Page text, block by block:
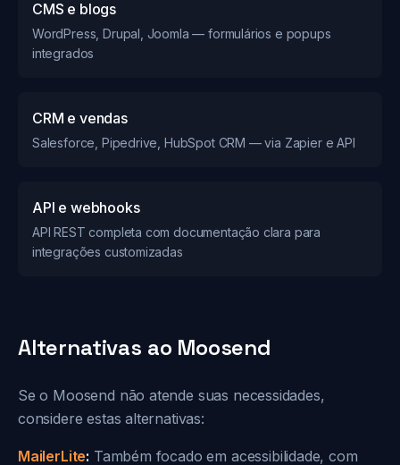
CMS e blogs
WordPress, Drupal, Joomla — formulários e popups
integrados
CRM e vendas
Salesforce, Pipedrive, HubSpot CRM — via Zapier e API
API e webhooks
API REST completa com documentação clara para
integrações customizadas
Alternativas ao Moosend
Se o Moosend não atende suas necessidades,
considere estas alternativas:
MailerLite: Também focado em acessibilidade, com